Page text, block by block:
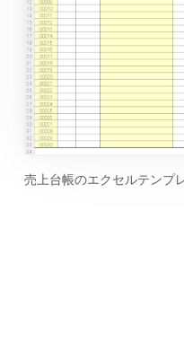
売上台帳のエクセルテンプ